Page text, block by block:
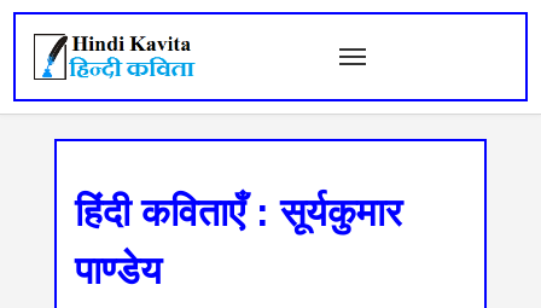
हिंदी कविताएँ : सूर्यकुमार
पाण्डेय